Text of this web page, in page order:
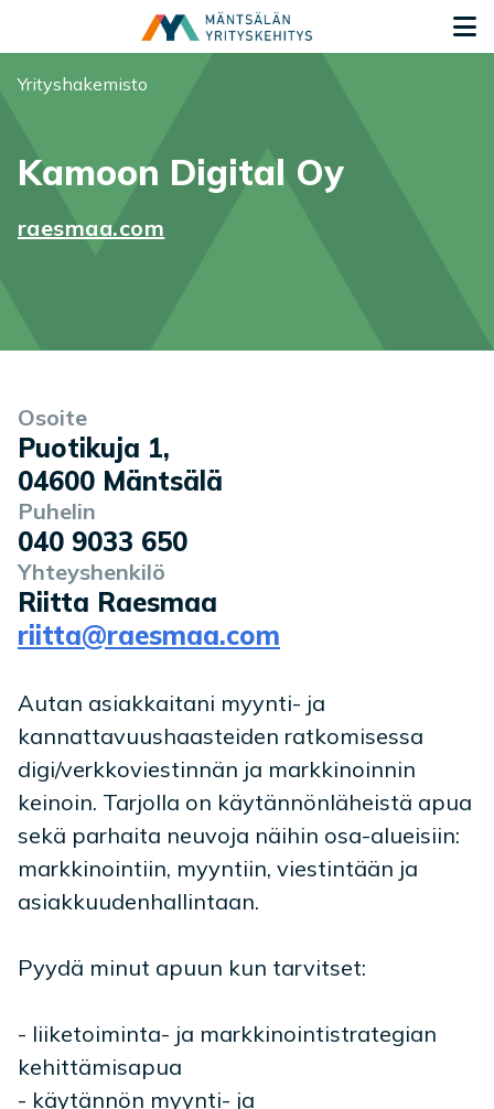
Olet tässä:
Yrityshakemisto
Kamoon Digital Oy
raesmaa.com
Yrityksen tiedot
Osoite
Puotikuja 1,
04600 Mäntsälä
Puhelin
040 9033 650
Yhteyshenkilö
Riitta Raesmaa
riitta@raesmaa.com
Palvelukuvaus
Autan asiakkaitani myynti- ja
kannattavuushaasteiden ratkomisessa
digi/verkkoviestinnän ja markkinoinnin
keinoin. Tarjolla on käytännönläheistä apua
sekä parhaita neuvoja näihin osa-alueisiin:
markkinointiin, myyntiin, viestintään ja
asiakkuudenhallintaan.
Pyydä minut apuun kun tarvitset:
- liiketoiminta- ja markkinointistrategian
kehittämisapua
- käytännön myynti- ja